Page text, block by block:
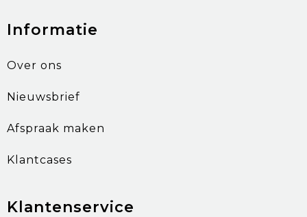
Informatie
Over ons
Nieuwsbrief
Afspraak maken
Klantcases
Klantenservice